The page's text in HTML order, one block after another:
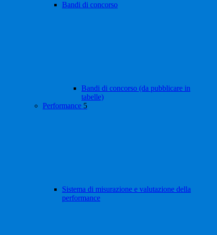
Bandi di concorso
Bandi di concorso (da pubblicare in
tabelle)
Performance 5
Sistema di misurazione e valutazione della
performance